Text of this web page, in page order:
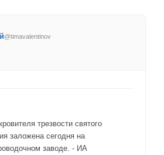
@timavalentinov
трезвости святого
заложена сегодня на
заводе. - ИА